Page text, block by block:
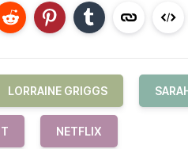
LORRAINE GRIGGS
NETFLIX